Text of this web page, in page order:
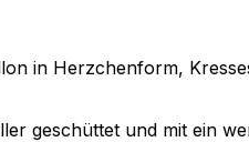
in Herzchenform,
geschüttet und mit ein